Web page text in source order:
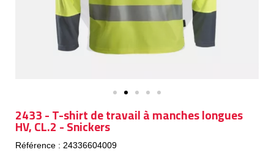
2433 - T-shirt de travail à manches longues
HV, CL.2 - Snickers
Référence : 24336604009